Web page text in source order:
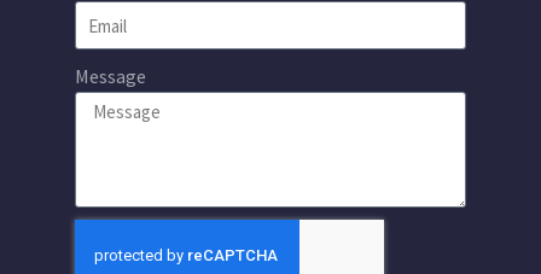
Message